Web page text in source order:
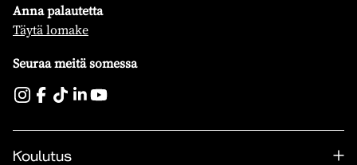
Anna palautetta
Täytä lomake
Seuraa meitä somessa
Koulutus